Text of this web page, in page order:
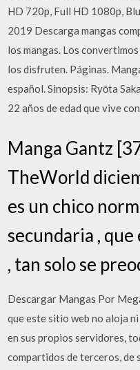
HD 720p, Full HD 1080p,
2019 Descarga mangas
los mangas. Los
los disfruten. Páginas.
español. Sinopsis: Ryōta
22 años de edad que vive
Manga Gantz
TheWorld
es un chico
secundaria ,
, tan solo se
Descargar Mangas Por
que este sitio web no aloja
en sus propios servidores,
compartidos de terceros, de